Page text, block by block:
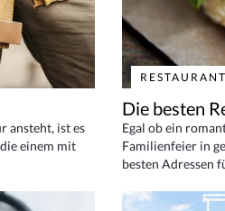
ansteht, ist es
einem mit
RESTAURANT
Die besten
Egal ob ein
Familienfeier in
besten Adressen